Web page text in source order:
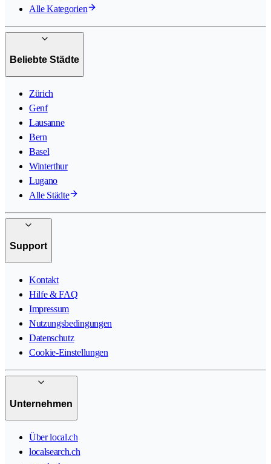
Alle Kategorien
Beliebte Städte
Zürich
Genf
Lausanne
Bern
Basel
Winterthur
Lugano
Alle Städte
Support
Kontakt
Hilfe & FAQ
Impressum
Nutzungsbedingungen
Datenschutz
Cookie-Einstellungen
Unternehmen
Über local.ch
localsearch.ch